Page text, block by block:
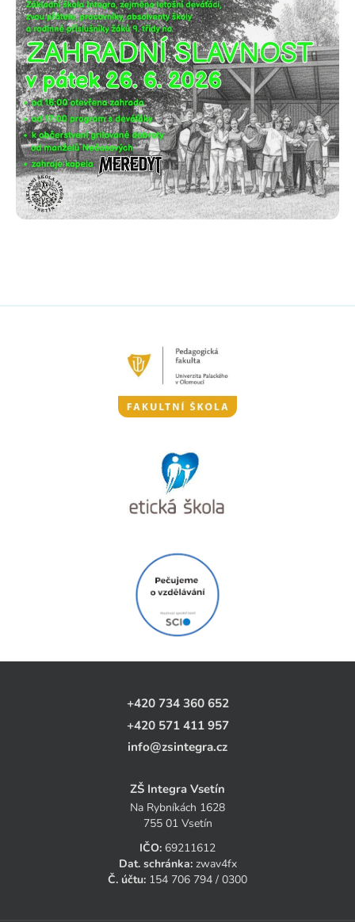
+420 734 360 652
+420 571 411 957
info@zsintegra.cz
ZŠ Integra Vsetín
Na Rybníkách 1628
755 01 Vsetín
IČO: 69211612
Dat. schránka: zwav4fx
Č. účtu: 154 706 794 / 0300